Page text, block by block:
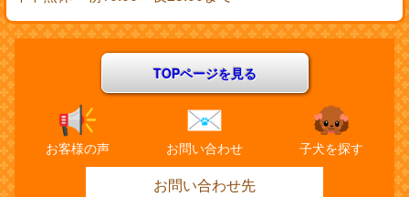
TOPページを見る
お客様の声 お問い合わせ 子犬を探す
お問い合わせ先